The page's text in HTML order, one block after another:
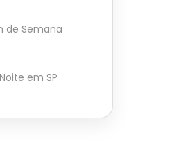
de Semana
em SP